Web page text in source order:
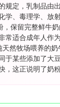
规定，乳制品由
学、毒理学、放
保留完整鲜牛
常适合成年人作
然牧场喂养的
某些添加了大
这正说明了奶粉